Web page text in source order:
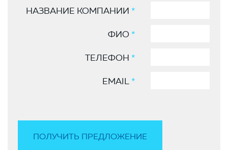
НАЗВАНИЕ КОМПАНИИ *
ФИО *
ТЕЛЕФОН *
EMAIL *